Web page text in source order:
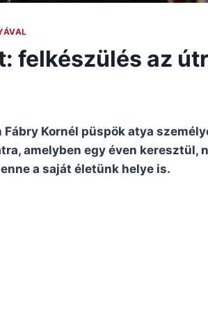
felkészülés az
Kornél püspök atya
amelyben egy éven keresztül,
a saját életünk helye is.